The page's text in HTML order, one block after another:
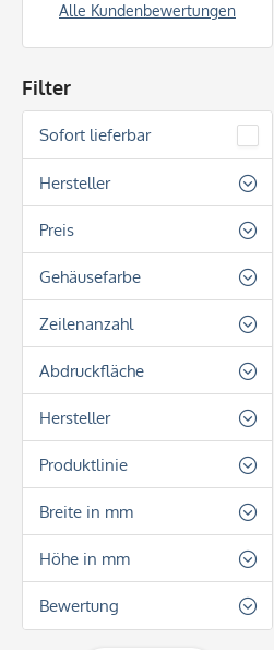
Alle Kundenbewertungen
Filter
Sofort lieferbar
Hersteller
Heri
Preis
von27,90 €bis36,70 €
Gehäusefarbe
Braun
Gelb
Pink
Silber
Zeilenanzahl
3 Zeilen
Abdruckfläche
Rechteckig
Hersteller
Heri
Produktlinie
Kugelschreiberstempel
Breite in mm
33
Höhe in mm
8
Bewertung